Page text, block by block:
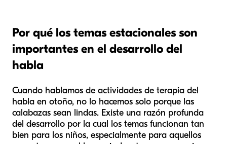
Por qué los temas estacionales son
importantes en el desarrollo del
habla
Cuando hablamos de actividades de terapia del
habla en otoño, no lo hacemos solo porque las
calabazas sean lindas. Existe una razón profunda
del desarrollo por la cual los temas funcionan tan
bien para los niños, especialmente para aquellos